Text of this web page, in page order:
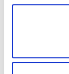
Comment
Puis-je faire